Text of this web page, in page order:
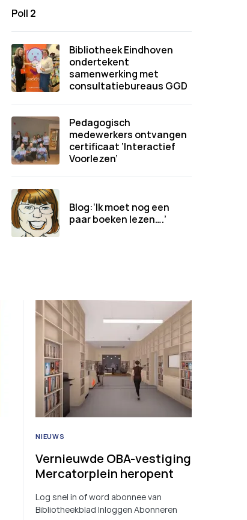
Poll 2
Bibliotheek Eindhoven
ondertekent
samenwerking met
consultatiebureaus GGD
Pedagogisch
medewerkers ontvangen
certificaat ‘Interactief
Voorlezen’
Blog:‘Ik moet nog een
paar boeken lezen….’
NIEUWS
Vernieuwde OBA-vestiging
Mercatorplein heropent
Log snel in of word abonnee van
Bibliotheekblad Inloggen Abonneren